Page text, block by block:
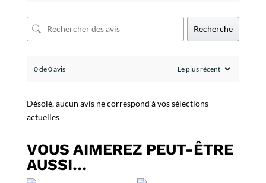
Recherche
0 de 0 avis
Désolé, aucun avis ne correspond à vos sélections
actuelles
VOUS AIMEREZ PEUT-ÊTRE
AUSSI…